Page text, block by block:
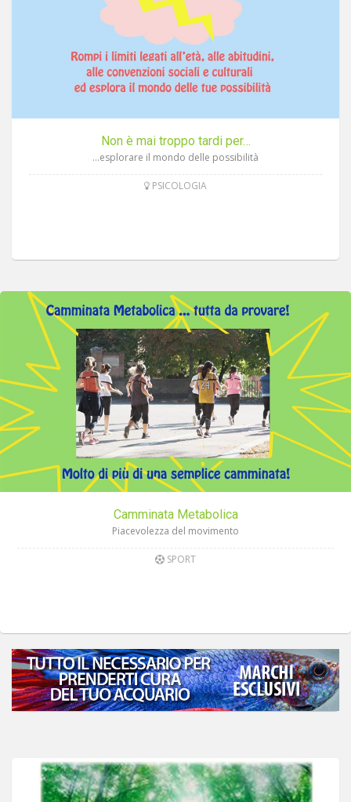
Non è mai troppo tardi per…
…esplorare il mondo delle possibilità
PSICOLOGIA
Camminata Metabolica
Piacevolezza del movimento
SPORT